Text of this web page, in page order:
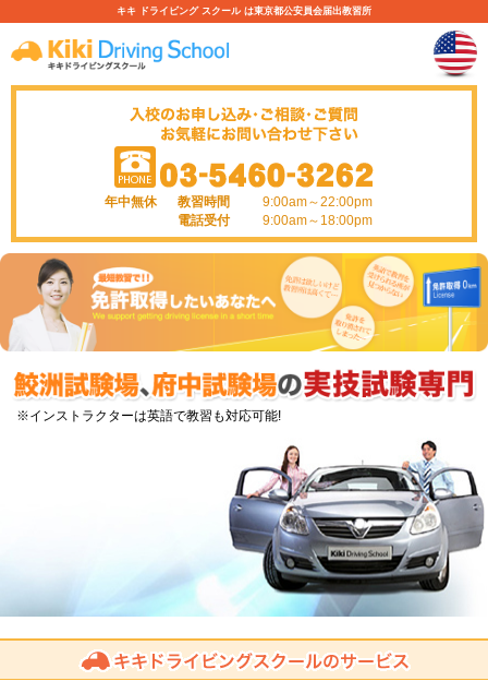
キキ ドライビング スクール は東京都公安員会届出教習所
年中無休 教習時間
9:00am～22:00pm
電話受付
9:00am～18:00pm
※インストラクターは英語で教習も対応可能!